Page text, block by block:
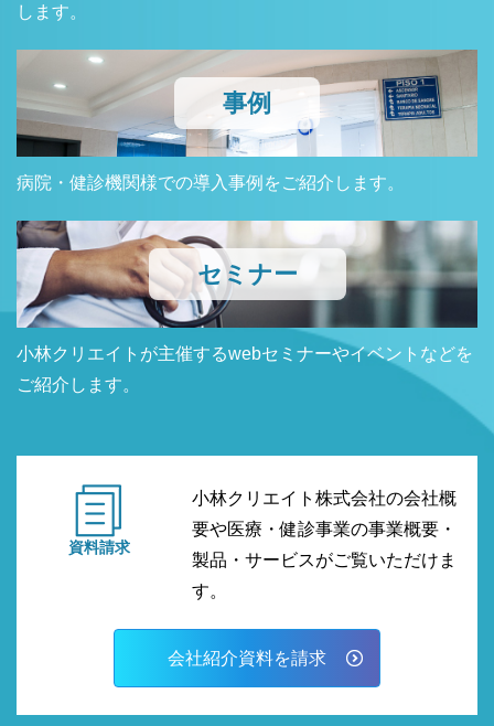
します。
事例
病院・健診機関様での導入事例をご紹介します。
セミナー
小林クリエイトが主催するwebセミナーやイベントなどを
ご紹介します。
資料請求
小林クリエイト株式会社の会社概
要や医療・健診事業の事業概要・
製品・サービスがご覧いただけま
す。
会社紹介資料を請求